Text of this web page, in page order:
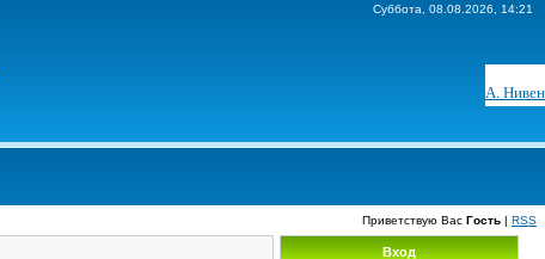
Суббота, 08.08.2026, 14:21
А. Нивен
Приветствую Вас Гость | RSS
Вход